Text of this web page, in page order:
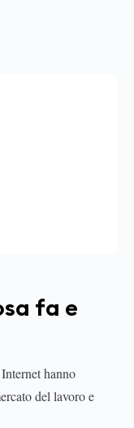
fa e
hanno
del lavoro e